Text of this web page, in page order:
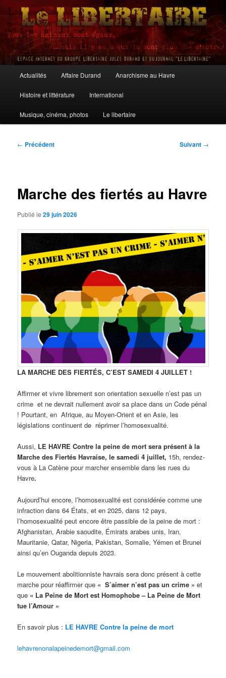
Aller
contenu
principalLe Libertaire
principal
Actualités Affaire Durand Anarchisme au Havre
Histoire et littérature International
Musique, cinéma, photos Le libertaire
Navigation
← Précédent Suivant →
Marche des fiertés au Havre
Publié le29 juin 2026
LA MARCHE DES FIERTÉS, C’EST SAMEDI 4 JUILLET !
Affirmer et vivre librement son orientation sexuelle n’est pas un
crime et ne devrait nullement avoir sa place dans un Code pénal
! Pourtant, en Afrique, au Moyen-Orient et en Asie, les
législations continuent de réprimer l’homosexualité.
Aussi, LE HAVRE Contre la peine de mort sera présent à la
Marche des Fiertés Havraise, le samedi 4 juillet, 15h, rendez-
vous à La Catène pour marcher ensemble dans les rues du
Havre.
Aujourd’hui encore, l’homosexualité est considérée comme une
infraction dans 64 États, et en 2025, dans 12 pays,
l’homosexualité peut encore être passible de la peine de mort :
Afghanistan, Arabie saoudite, Émirats arabes unis, Iran,
Mauritanie, Qatar, Nigeria, Pakistan, Somalie, Yémen et Brunei
ainsi qu’en Ouganda depuis 2023.
Le mouvement abolitionniste havrais sera donc présent à cette
marche pour réaffirmer que « S’aimer n’est pas un crime »et
que « La Peine de Mort est Homophobe – La Peine de Mort
tue l’Amour »
En savoir plus : LE HAVRE Contre la peine de mort
lehavrenonalapeinedemort@gmail.com